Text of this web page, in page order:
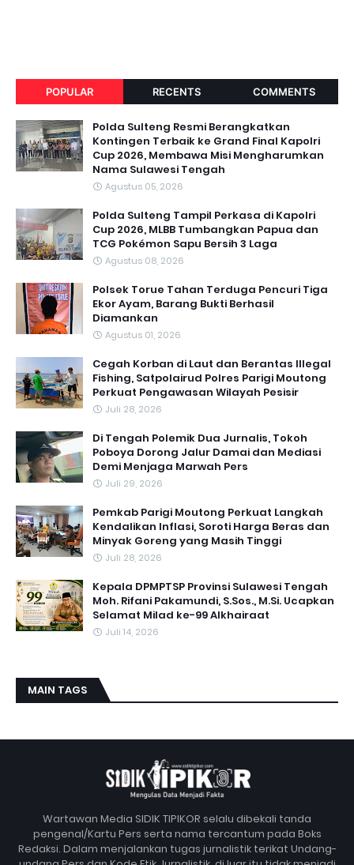
POPULAR RECENTS COMMENTS
Polda Sulteng Resmi Berangkatkan
Kontingen Terbaik ke Grand Final Kapolri
Cup 2026, Membawa Misi Mengharumkan
Nama Sulawesi Tengah
Agustus 05, 2026
Polda Sulteng Tampil Perkasa di Kapolri
Cup 2026, MLBB Tumbangkan Papua dan
TCG Pokémon Sapu Bersih 3 Laga
Agustus 08, 2026
Polsek Torue Tahan Terduga Pencuri Tiga
Ekor Ayam, Barang Bukti Berhasil
Diamankan
Agustus 01, 2026
Cegah Korban di Laut dan Berantas Illegal
Fishing, Satpolairud Polres Parigi Moutong
Perkuat Pengawasan Wilayah Pesisir
Juli 28, 2026
Di Tengah Polemik Dua Jurnalis, Tokoh
Poboya Dorong Jalur Damai dan Mediasi
Demi Menjaga Marwah Pers
Juli 29, 2026
Pemkab Parigi Moutong Perkuat Langkah
Kendalikan Inflasi, Soroti Harga Beras dan
Minyak Goreng yang Masih Tinggi
Juli 28, 2026
Kepala DPMPTSP Provinsi Sulawesi Tengah
Moh. Rifani Pakamundi, S.Sos., M.Si. Ucapkan
Selamat Milad ke-99 Alkhairaat
Juli 14, 2026
MAIN TAGS
Wartawan Media SIDIK TIPIKOR selalu dibekali tanda
pengenal/Kartu Pers serta nama tercantum pada Boks
Redaksi. Dalam menjalankan tugas jurnalistik terikat Undang-